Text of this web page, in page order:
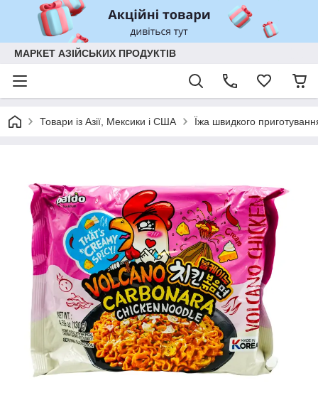
МАРКЕТ АЗІЙСЬКИХ ПРОДУКТІВ
Товари із Азії, Мексики і США Їжа швидкого